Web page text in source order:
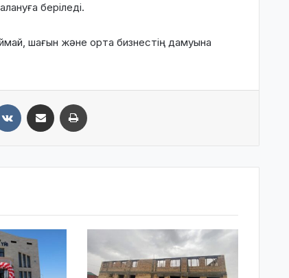
беріледі.
шағын және орта бизнестің дамуына